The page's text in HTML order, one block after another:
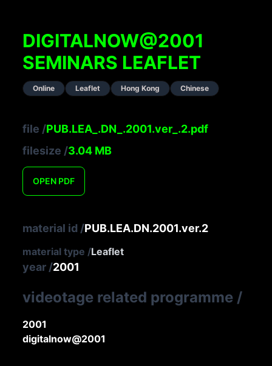
DIGITALNOW@2001
SEMINARS LEAFLET
Online Leaflet Hong Kong Chinese
file /PUB.LEA_.DN_.2001.ver_.2.pdf
filesize /3.04 MB
OPEN PDF
material id /PUB.LEA.DN.2001.ver.2
material type /Leaflet
year /2001
videotage related programme /
2001
digitalnow@2001